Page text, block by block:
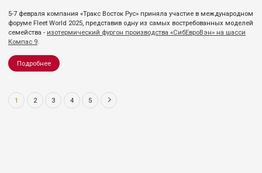
5-7 февраля компания «Тракс Восток Рус» приняла участие в международном
форуме Fleet World 2025, представив одну из самых востребованных моделей
семейства - изотермический фургон производства «СибЕвроВэн» на шасси
Компас 9.
Подробнее
1 2 3 4 5